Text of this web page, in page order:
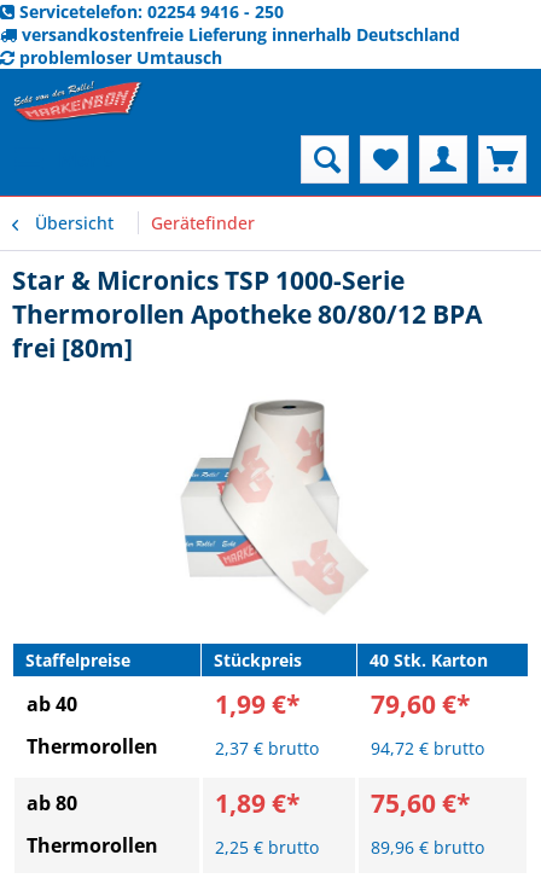
Servicetelefon: 02254 9416 - 250
versandkostenfreie Lieferung innerhalb Deutschland
problemloser Umtausch
Übersicht Gerätefinder
Star & Micronics TSP 1000-Serie
Thermorollen Apotheke 80/80/12 BPA
frei [80m]
Staffelpreise Stückpreis 40 Stk. Karton
ab 40
Thermorollen
1,99 €*
2,37 € brutto
79,60 €*
94,72 € brutto
ab 80
Thermorollen
1,89 €*
2,25 € brutto
75,60 €*
89,96 € brutto